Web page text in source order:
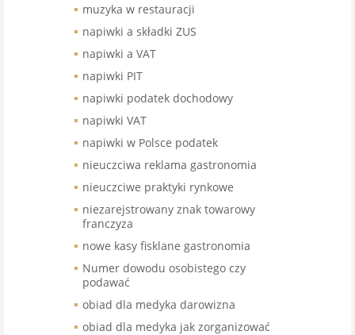
muzyka w restauracji
napiwki a składki ZUS
napiwki a VAT
napiwki PIT
napiwki podatek dochodowy
napiwki VAT
napiwki w Polsce podatek
nieuczciwa reklama gastronomia
nieuczciwe praktyki rynkowe
niezarejstrowany znak towarowy
franczyza
nowe kasy fisklane gastronomia
Numer dowodu osobistego czy
podawać
obiad dla medyka darowizna
obiad dla medyka jak zorganizować